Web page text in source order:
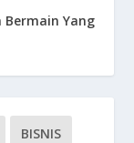
Bermain Yang
BISNIS